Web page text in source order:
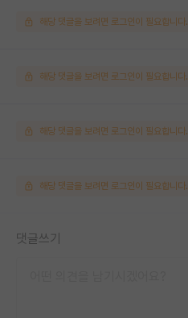
해당 댓글을 보려면 로그인이 필요합니다.
해당 댓글을 보려면 로그인이 필요합니다.
해당 댓글을 보려면 로그인이 필요합니다.
해당 댓글을 보려면 로그인이 필요합니다.
댓글쓰기